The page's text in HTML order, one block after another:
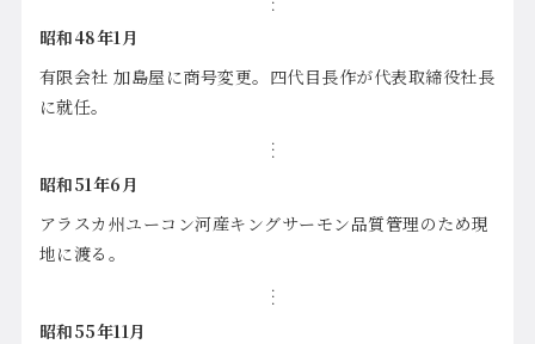
昭和48年1月
有限会社 加島屋に商号変更。四代目長作が代表取締役社長
に就任。
昭和51年6月
アラスカ州ユーコン河産キングサーモン品質管理のため現
地に渡る。
昭和55年11月